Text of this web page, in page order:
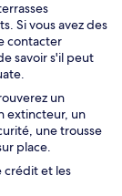
Si vous avez des
contacter
savoir s'il peut
un
extincteur, un
une trousse
place.
crédit et les